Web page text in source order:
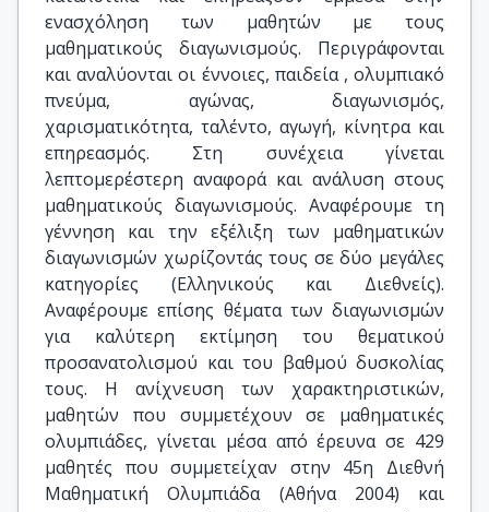
ενασχόληση των μαθητών με τους
μαθηματικούς διαγωνισμούς. Περιγράφονται
και αναλύονται οι έννοιες, παιδεία , ολυμπιακό
πνεύμα, αγώνας, διαγωνισμός,
χαρισματικότητα, ταλέντο, αγωγή, κίνητρα και
επηρεασμός. Στη συνέχεια γίνεται
λεπτομερέστερη αναφορά και ανάλυση στους
μαθηματικούς διαγωνισμούς. Αναφέρουμε τη
γέννηση και την εξέλιξη των μαθηματικών
διαγωνισμών χωρίζοντάς τους σε δύο μεγάλες
κατηγορίες (Ελληνικούς και Διεθνείς).
Αναφέρουμε επίσης θέματα των διαγωνισμών
για καλύτερη εκτίμηση του θεματικού
προσανατολισμού και του βαθμού δυσκολίας
τους. Η ανίχνευση των χαρακτηριστικών,
μαθητών που συμμετέχουν σε μαθηματικές
ολυμπιάδες, γίνεται μέσα από έρευνα σε 429
μαθητές που συμμετείχαν στην 45η Διεθνή
Μαθηματική Ολυμπιάδα (Αθήνα 2004) και